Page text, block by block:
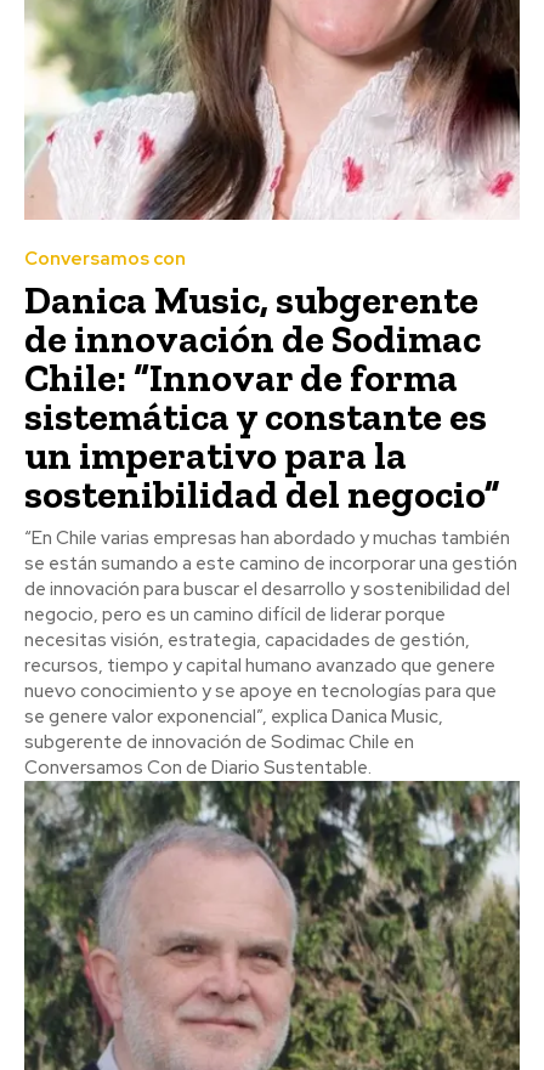
Conversamos con
Danica Music, subgerente
de innovación de Sodimac
Chile: “Innovar de forma
sistemática y constante es
un imperativo para la
sostenibilidad del negocio”
“En Chile varias empresas han abordado y muchas también
se están sumando a este camino de incorporar una gestión
de innovación para buscar el desarrollo y sostenibilidad del
negocio, pero es un camino difícil de liderar porque
necesitas visión, estrategia, capacidades de gestión,
recursos, tiempo y capital humano avanzado que genere
nuevo conocimiento y se apoye en tecnologías para que
se genere valor exponencial”, explica Danica Music,
subgerente de innovación de Sodimac Chile en
Conversamos Con de Diario Sustentable.